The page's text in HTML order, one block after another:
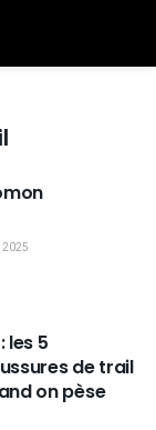
2025
les 5
de trail
on pèse